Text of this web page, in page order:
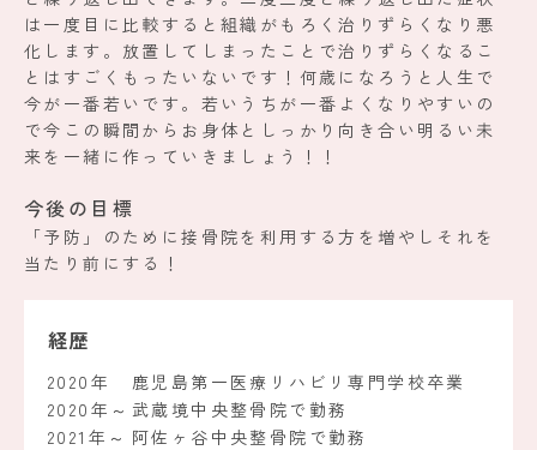
は一度目に比較すると組織がもろく治りずらくなり悪
化します。放置してしまったことで治りずらくなるこ
とはすごくもったいないです！何歳になろうと人生で
今が一番若いです。若いうちが一番よくなりやすいの
で今この瞬間からお身体としっかり向き合い明るい未
来を一緒に作っていきましょう！！
今後の目標
「予防」のために接骨院を利用する方を増やしそれを
当たり前にする！
経歴
2020年
鹿児島第一医療リハビリ専門学校卒業
2020年～ 武蔵境中央整骨院で勤務
2021年～ 阿佐ヶ谷中央整骨院で勤務